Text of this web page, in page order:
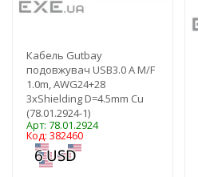
Кабель Gutbay
подовжувач USB3.0 A M/F
1.0m, AWG24+28
3xShielding D=4.5mm Cu
(78.01.2924-1)
Арт: 78.01.2924
Код: 382460